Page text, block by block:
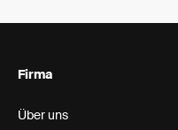
Firma
Über uns